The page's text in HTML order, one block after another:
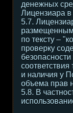
денежных
Лицензиара
5.7.
по тексту –
проверку
и наличия у
объема прав
5.8. В